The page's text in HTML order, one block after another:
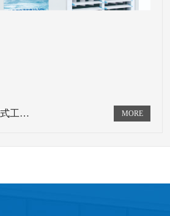
式工…